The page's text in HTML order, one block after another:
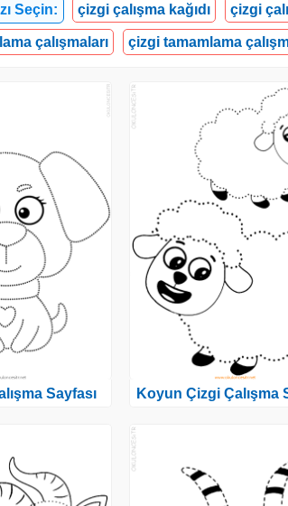
Seçin: çizgi çalışma kağıdı çizgi
çalışmaları çizgi tamamlama
Sayfası Koyun Çizgi Çalışma